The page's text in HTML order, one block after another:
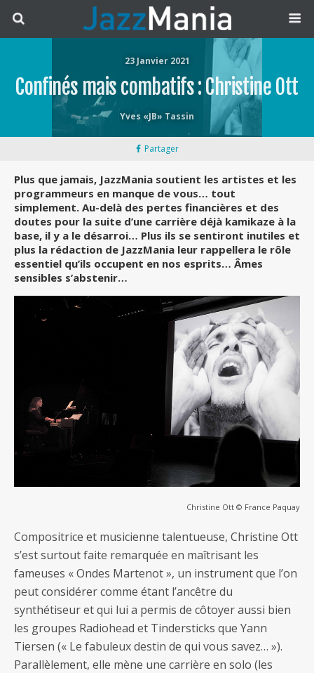
23 Janvier 2021
Confinés mais combatifs : Christine Ott
Yves «JB» Tassin
Partager
Plus que jamais, JazzMania soutient les artistes et les
programmeurs en manque de vous… tout
simplement. Au-delà des pertes financières et des
doutes pour la suite d’une carrière déjà kamikaze à la
base, il y a le désarroi… Plus ils se sentiront inutiles et
plus la rédaction de JazzMania leur rappellera le rôle
essentiel qu’ils occupent en nos esprits… Âmes
sensibles s’abstenir…
Christine Ott © France Paquay
Compositrice et musicienne talentueuse, Christine Ott
s’est surtout faite remarquée en maîtrisant les
fameuses « Ondes Martenot », un instrument que l’on
peut considérer comme étant l’ancêtre du
synthétiseur et qui lui a permis de côtoyer aussi bien
les groupes Radiohead et Tindersticks que Yann
Tiersen (« Le fabuleux destin de qui vous savez… »).
Parallèlement, elle mène une carrière en solo (les